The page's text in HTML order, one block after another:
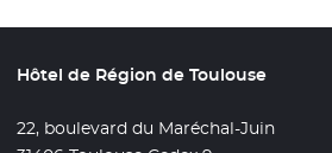
Hôtel de Région de Toulouse
22, boulevard du Maréchal-Juin